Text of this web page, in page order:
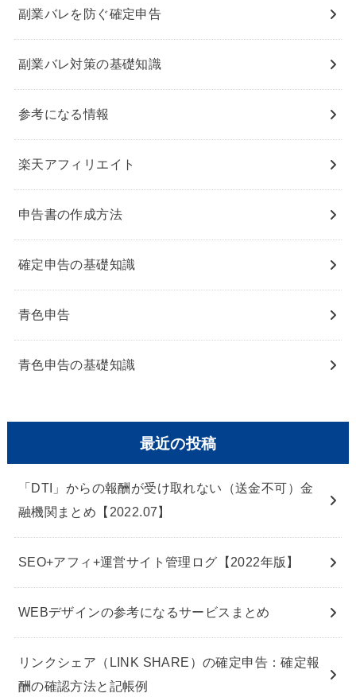
副業バレを防ぐ確定申告
副業バレ対策の基礎知識
参考になる情報
楽天アフィリエイト
申告書の作成方法
確定申告の基礎知識
青色申告
青色申告の基礎知識
最近の投稿
「DTI」からの報酬が受け取れない（送金不可）金
融機関まとめ【2022.07】
SEO+アフィ+運営サイト管理ログ【2022年版】
WEBデザインの参考になるサービスまとめ
リンクシェア（LINK SHARE）の確定申告：確定報
酬の確認方法と記帳例